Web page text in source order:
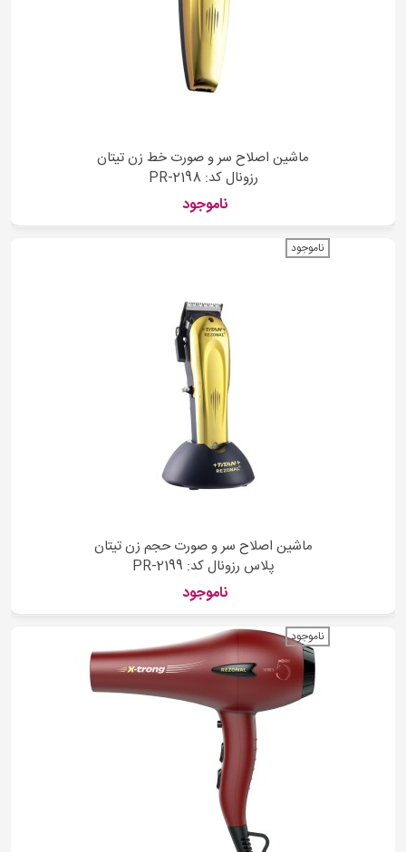
ماشین اصلاح سر و صورت خط زن تیتان
رزونال کد: PR-2198
ناموجود
ناموجود
ماشین اصلاح سر و صورت حجم زن تیتان
پلاس رزونال کد: PR-2199
ناموجود
ناموجود